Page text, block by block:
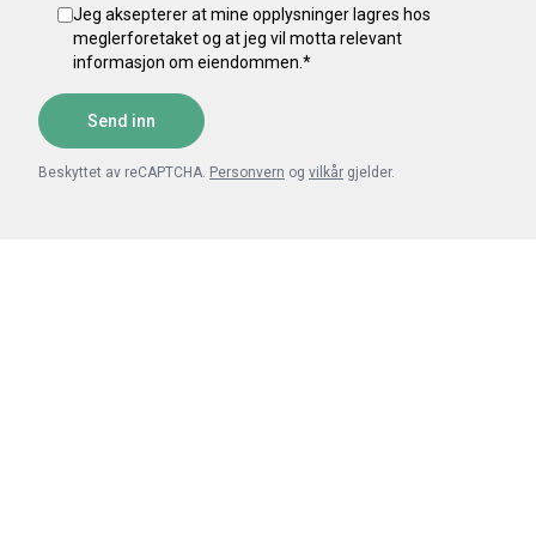
Jeg aksepterer at mine opplysninger lagres hos
meglerforetaket og at jeg vil motta relevant
informasjon om eiendommen. *
Send inn
Beskyttet av reCAPTCHA. Personvern og vilkår gjelder.